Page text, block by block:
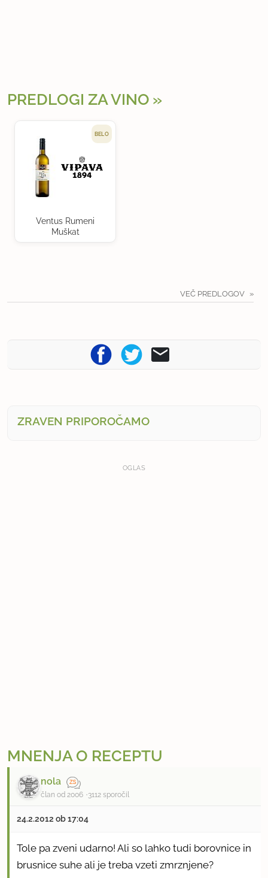
PREDLOGI ZA VINO
BELO
Ventus Rumeni
Muškat
VEČ PREDLOGOV
ZRAVEN PRIPOROČAMO
OGLAS
MNENJA O RECEPTU
nola
član od 2006 3112 sporočil
24.2.2012 ob 17:04
Tole pa zveni udarno! Ali so lahko tudi borovnice in
brusnice suhe ali je treba vzeti zmrznjene?